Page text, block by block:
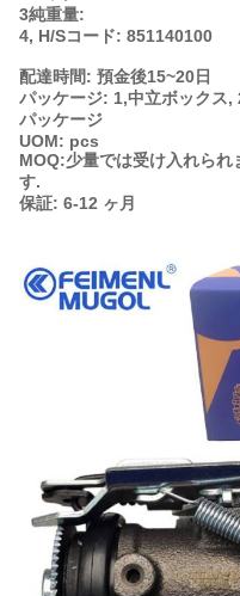
3純重量:
4, H/Sコード: 851140100
配達時間: 預金後15~20日
パッケージ: 1,中立ボックス
パッケージ
UOM: pcs
MOQ:少量では受け入れられ
す.
保証: 6-12 ヶ月